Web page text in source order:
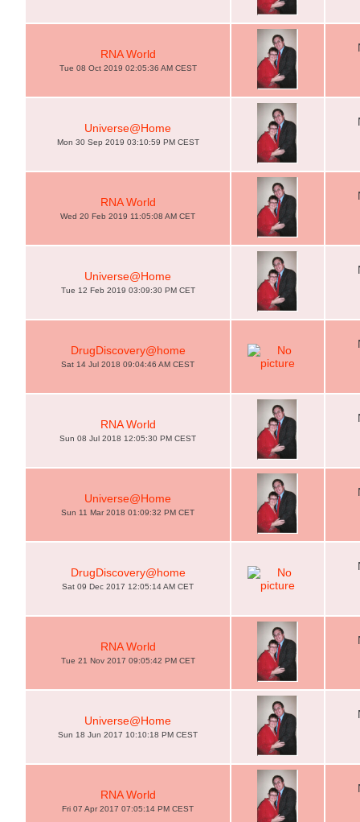
RNA World
Tue 08 Oct 2019 02:05:36 AM CEST
Universe@Home
Mon 30 Sep 2019 03:10:59 PM CEST
RNA World
Wed 20 Feb 2019 11:05:08 AM CET
Universe@Home
Tue 12 Feb 2019 03:09:30 PM CET
DrugDiscovery@home
Sat 14 Jul 2018 09:04:46 AM CEST
RNA World
Sun 08 Jul 2018 12:05:30 PM CEST
Universe@Home
Sun 11 Mar 2018 01:09:32 PM CET
DrugDiscovery@home
Sat 09 Dec 2017 12:05:14 AM CET
RNA World
Tue 21 Nov 2017 09:05:42 PM CET
Universe@Home
Sun 18 Jun 2017 10:10:18 PM CEST
RNA World
Fri 07 Apr 2017 07:05:14 PM CEST